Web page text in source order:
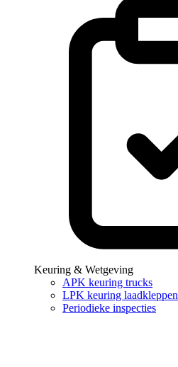
Keuring & Wetgeving
APK keuring trucks
LPK keuring laadkleppen
Periodieke inspecties